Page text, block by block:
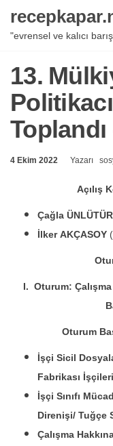
İçeriğe
geç"evrensel ve kalıcı
13.
4 Ekim 2022 Yazarı
Açılış
Çağla
İlker AKÇASOY
I. Oturum:
Oturum
İşçi Sicil
Fabrikası
İşçi Sınıfı
Direnişi/ Tuğçe
Çalışma